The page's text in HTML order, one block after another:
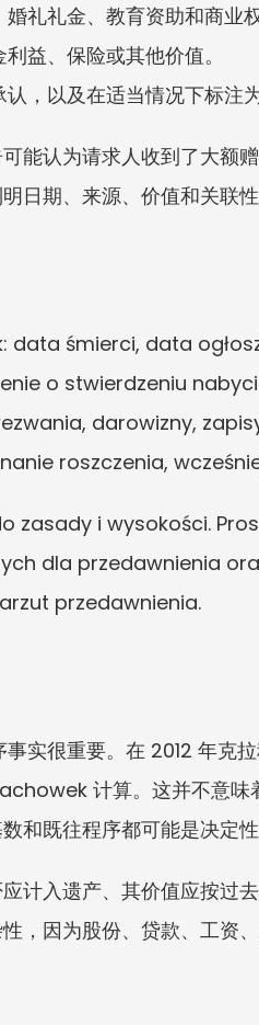
礼礼金、教育资助和商业权
益、保险或其他价值。
，以及在适当情况下标注
认为请求人收到了大额
日期、来源、价值和关联性
data śmierci, data
o stwierdzeniu
darowizny,
roszczenia,
zasady i wysokości.
dla przedawnienia
przedawnienia.
实很重要。在 2012 年克
计算。这并不意味
和既往程序都可能是决定性
计入遗产、其价值应按过
，因为股份、贷款、工资